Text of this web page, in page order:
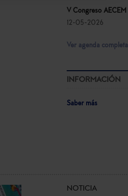
V Congreso AECEM
12-05-2026
Ver agenda completa
INFORMACIÓN
Saber más
NOTICIA